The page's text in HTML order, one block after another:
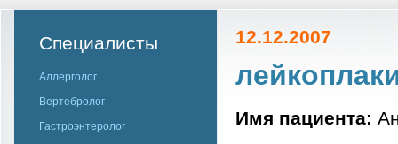
Специалисты
Аллерголог
Вертебролог
Гастроэнтеролог
12.12.2007
Имя пациента: